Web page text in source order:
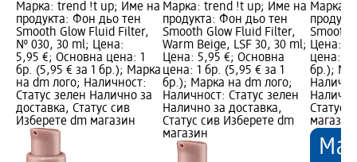
Марка: trend !t up; Име на
продукта: Фон дьо тен
Smooth Glow Fluid Filter,
№ 030, 30 ml; Цена:
5,95 €; Основна цена: 1
бр. (5,95 € за 1 бр.); Марка
на dm лого; Наличност:
Статус зелен Налично за
доставка, Статус сив
Изберете dm магазин
Марка: trend !t up; Име на
продукта: Фон дьо тен
Smooth Glow Fluid Filter,
Warm Beige, LSF 30, 30 ml;
Цена: 5,95 €; Основна
цена: 1 бр. (5,95 € за 1
бр.); Марка на dm лого;
Наличност: Статус зелен
Налично за доставка,
Статус сив Изберете dm
магазин
Марка:
Smooth
Цена:
цена: 1
бр.);
Статус
магазин